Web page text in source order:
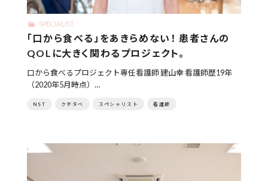
SPECIALIST
「口から食べる」をあきらめない！ 患者さんの
QOLに大きく関わるプロジェクト。
口から食べるプロジェクト専任看護師 建山幸 看護師歴19年
（2020年5月時点）…
NST クチタベ スペシャリスト 看護師